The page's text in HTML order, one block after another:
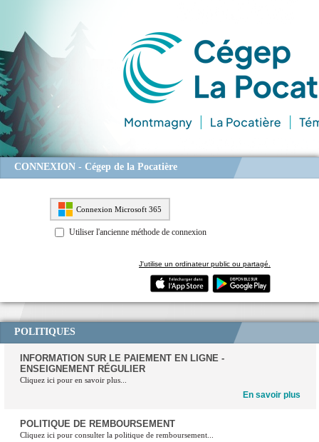
CONNEXION - Cégep de la Pocatière
Connexion Microsoft 365
Utiliser l'ancienne méthode de connexion
J'utilise un ordinateur public ou partagé.
POLITIQUES